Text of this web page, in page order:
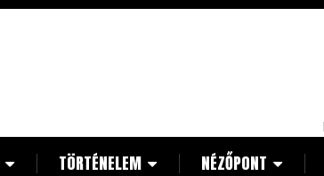
TÖRTÉNELEM NÉZŐPONT